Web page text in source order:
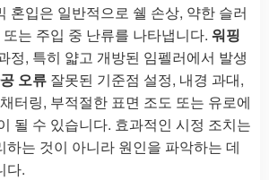
혼입은 일반적으로 쉘 손상, 약한 슬러
는 주입 중 난류를 나타냅니다. 워핑
정, 특히 얇고 개방된 임펠러에서 발생
오류 잘못된 기준점 설정, 내경 과대,
터링, 부적절한 표면 조도 또는 유로에
될 수 있습니다. 효과적인 시정 조치는
하는 것이 아니라 원인을 파악하는 데
다.